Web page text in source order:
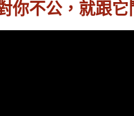
你不公，就跟它